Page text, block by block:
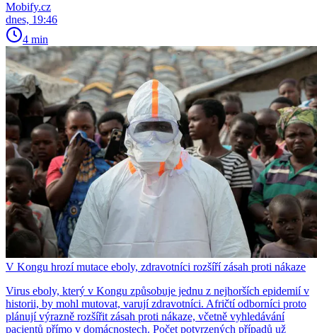
Mobify.cz
dnes, 19:46
4 min
V Kongu hrozí mutace eboly, zdravotníci rozšíří zásah proti nákaze
Virus eboly, který v Kongu způsobuje jednu z nejhorších epidemií v
historii, by mohl mutovat, varují zdravotníci. Afričtí odborníci proto
plánují výrazně rozšířit zásah proti nákaze, včetně vyhledávání
pacientů přímo v domácnostech. Počet potvrzených případů už